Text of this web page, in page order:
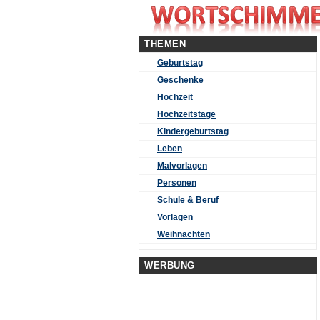
THEMEN
Geburtstag
Geschenke
Hochzeit
Hochzeitstage
Kindergeburtstag
Leben
Malvorlagen
Personen
Schule & Beruf
Vorlagen
Weihnachten
WERBUNG